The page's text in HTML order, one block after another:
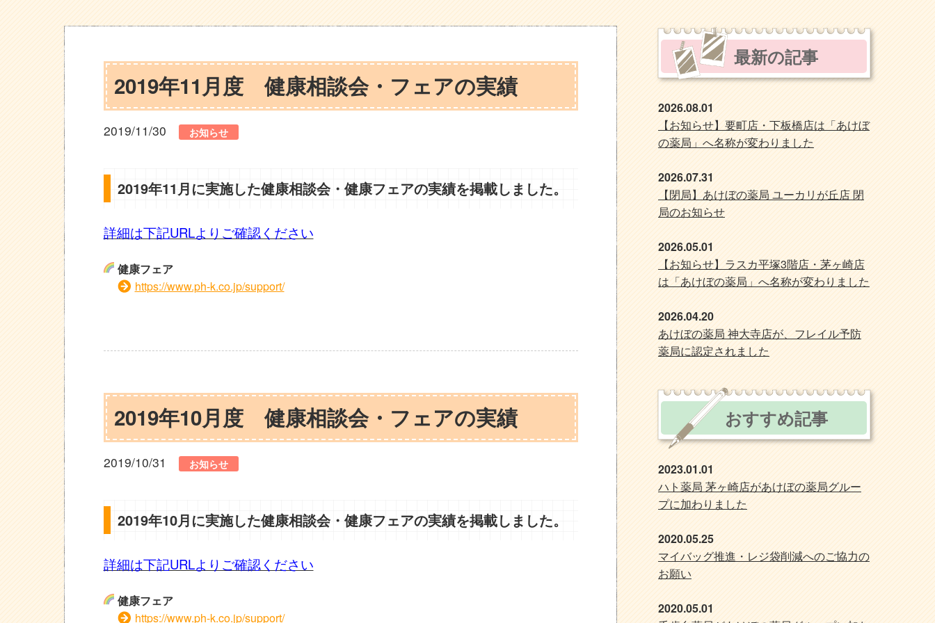
2019年11月度 健康相談会・フェアの実績
2019/11/30 お知らせ
2019年11月に実施した健康相談会・健康フェアの実績を掲載しました。
詳細は下記URLよりご確認ください
健康フェア
https://www.ph-k.co.jp/support/
2019年10月度 健康相談会・フェアの実績
2019/10/31 お知らせ
2019年10月に実施した健康相談会・健康フェアの実績を掲載しました。
詳細は下記URLよりご確認ください
健康フェア
https://www.ph-k.co.jp/support/
最新の記事
2026.08.01
【お知らせ】要町店・下板橋店は「あけぼ
の薬局」へ名称が変わりました
2026.07.31
【閉局】あけぼの薬局 ユーカリが丘店 閉
局のお知らせ
2026.05.01
【お知らせ】ラスカ平塚3階店・茅ヶ崎店
は「あけぼの薬局」へ名称が変わりました
2026.04.20
あけぼの薬局 神大寺店が、フレイル予防
薬局に認定されました
おすすめ記事
2023.01.01
ハト薬局 茅ヶ崎店があけぼの薬局グルー
プに加わりました
2020.05.25
マイバッグ推進・レジ袋削減へのご協力の
お願い
2020.05.01